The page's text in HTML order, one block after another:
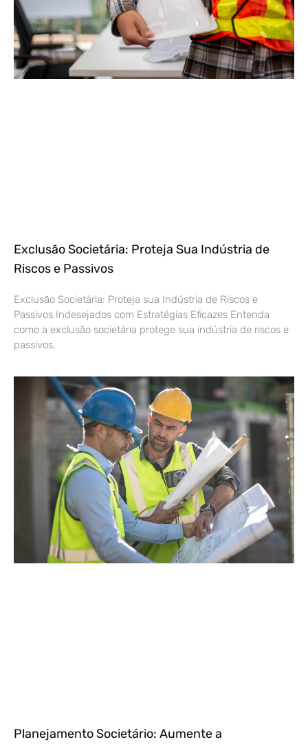
Exclusão Societária: Proteja Sua Indústria de
Riscos e Passivos
Exclusão Societária: Proteja sua Indústria de Riscos e
Passivos Indesejados com Estratégias Eficazes Entenda
como a exclusão societária protege sua indústria de riscos e
passivos,
Planejamento Societário: Aumente a